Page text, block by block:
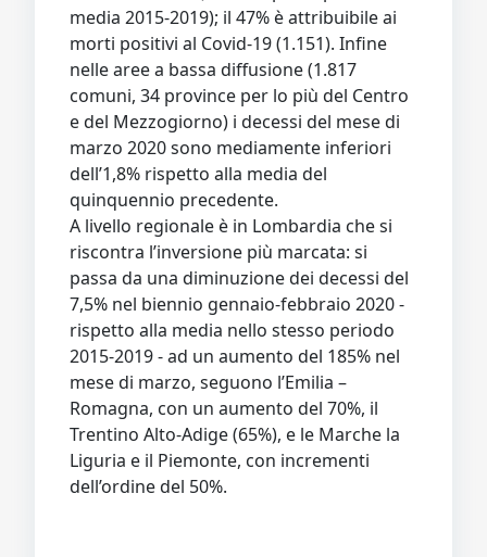
media 2015-2019); il 47% è attribuibile ai
morti positivi al Covid-19 (1.151). Infine
nelle aree a bassa diffusione (1.817
comuni, 34 province per lo più del Centro
e del Mezzogiorno) i decessi del mese di
marzo 2020 sono mediamente inferiori
dell’1,8% rispetto alla media del
quinquennio precedente.
A livello regionale è in Lombardia che si
riscontra l’inversione più marcata: si
passa da una diminuzione dei decessi del
7,5% nel biennio gennaio-febbraio 2020 -
rispetto alla media nello stesso periodo
2015-2019 - ad un aumento del 185% nel
mese di marzo, seguono l’Emilia –
Romagna, con un aumento del 70%, il
Trentino Alto-Adige (65%), e le Marche la
Liguria e il Piemonte, con incrementi
dell’ordine del 50%.